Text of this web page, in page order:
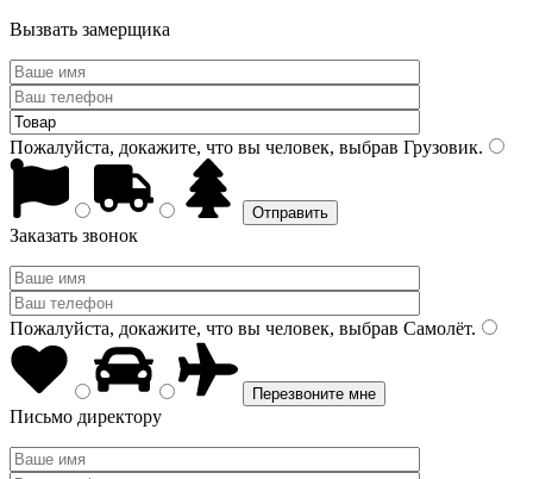
Вызвать замерщика
Пожалуйста, докажите, что вы человек, выбрав Грузовик.
Заказать звонок
Пожалуйста, докажите, что вы человек, выбрав Самолёт.
Письмо директору